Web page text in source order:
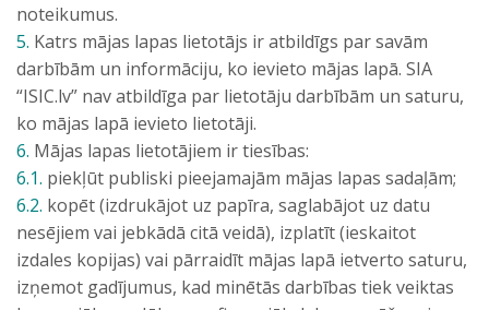
noteikumus.
5. Katrs mājas lapas lietotājs ir atbildīgs par savām
darbībām un informāciju, ko ievieto mājas lapā. SIA
“ISIC.lv” nav atbildīga par lietotāju darbībām un saturu,
ko mājas lapā ievieto lietotāji.
6. Mājas lapas lietotājiem ir tiesības:
6.1. piekļūt publiski pieejamajām mājas lapas sadaļām;
6.2. kopēt (izdrukājot uz papīra, saglabājot uz datu
nesējiem vai jebkādā citā veidā), izplatīt (ieskaitot
izdales kopijas) vai pārraidīt mājas lapā ietverto saturu,
izņemot gadījumus, kad minētās darbības tiek veiktas